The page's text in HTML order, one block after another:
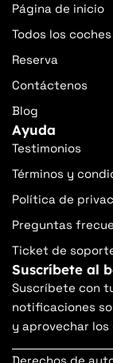
Página de inicio
Todos los coches
Reserva
Contáctenos
Blog
Ayuda
Testimonios
Términos y
Política de
Preguntas
Ticket de
Suscríbete al
Suscríbete con
notificaciones
y aprovechar